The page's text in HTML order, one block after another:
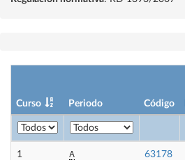
Curso Periodo Código
1 A 63178